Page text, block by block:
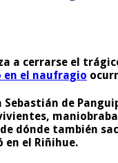
a cerrarse el
en el naufragio
de
dónde también
el Riñihue.